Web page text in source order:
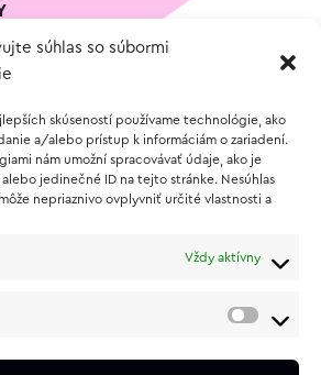
súhlas so súbormi
skúseností používame technológie, ako
a/alebo prístup k informáciám o zariadení.
nám umožní spracovávať údaje, ako je
jedinečné ID na tejto stránke. Nesúhlas
nepriaznivo ovplyvniť určité vlastnosti a
Vždy aktívny